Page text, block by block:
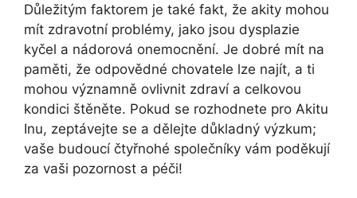
Důležitým faktorem je také fakt, že akity mohou
mít zdravotní problémy, jako jsou dysplazie
kyčel a nádorová onemocnění. Je dobré mít na
paměti, že odpovědné chovatele lze najít, a ti
mohou významně ovlivnit zdraví a celkovou
kondici štěněte. Pokud se rozhodnete pro Akitu
Inu, zeptávejte se a dělejte důkladný výzkum;
vaše budoucí čtyřnohé společníky vám poděkují
za vaši pozornost a péči!